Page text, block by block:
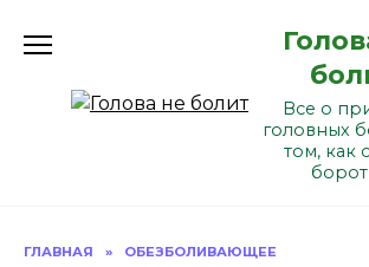
Все о
головных
том, как
ГЛАВНАЯ » ОБЕЗБОЛИВАЮЩЕЕ